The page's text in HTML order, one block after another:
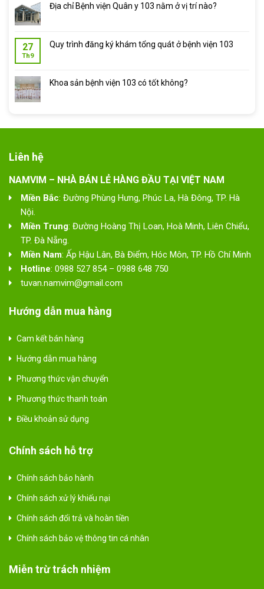
Địa chỉ Bệnh viện Quân y 103 nằm ở vị trí nào?
27
Th9
Quy trình đăng ký khám tổng quát ở bệnh viện 103
Khoa sản bệnh viện 103 có tốt không?
Liên hệ
NAMVIM – NHÀ BÁN LẺ HÀNG ĐẦU TẠI VIỆT NAM
Miền Bắc: Đường Phùng Hưng, Phúc La, Hà Đông, TP. Hà
Nội.
Miền Trung: Đường Hoàng Thị Loan, Hoà Minh, Liên Chiểu,
TP. Đà Nẵng.
Miền Nam: Ấp Hậu Lân, Bà Điểm, Hóc Môn, TP. Hồ Chí Minh
Hotline: 0988 527 854 – 0988 648 750
tuvan.namvim@gmail.com
Hướng dẫn mua hàng
Cam kết bán hàng
Hướng dẫn mua hàng
Phương thức vận chuyển
Phương thức thanh toán
Điều khoản sử dụng
Chính sách hỗ trợ
Chính sách bảo hành
Chính sách xử lý khiếu nại
Chính sách đổi trả và hoàn tiền
Chính sách bảo vệ thông tin cá nhân
Miễn trừ trách nhiệm